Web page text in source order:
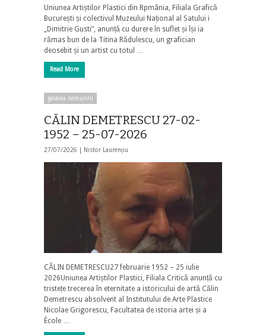
Uniunea Artiștilor Plastici din Rpmânia, Filiala Grafică
București și colectivul Muzeului Național al Satului i
„Dimitrie Gusti”, anunță cu durere în suflet și își ia
rămas bun de la Titina Rădulescu, un grafician
deosebit și un artist cu totul …
Read More
galaxia nemuririi
CĂLIN DEMETRESCU 27-02-
1952 – 25-07-2026
27/07/2026 | Nistor Laurențiu
CĂLIN DEMETRESCU27 februarie 1952 – 25 iulie
2026Uniunea Artiștilor Plastici, Filiala Critică anunță cu
tristețe trecerea în eternitate a istoricului de artă Călin
Demetrescu absolvent al Institutului de Arte Plastice
Nicolae Grigorescu, Facultatea de istoria artei și a
École …